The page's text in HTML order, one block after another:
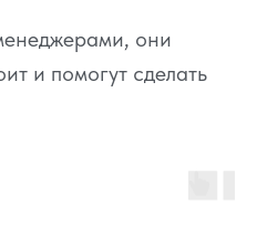
они
и помогут сделать